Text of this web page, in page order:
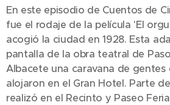
En este episodio de Cuentos de
fue el rodaje de la película 'El
acogió la ciudad en 1928. Esta
pantalla de la obra teatral de
Albacete una caravana de gentes
alojaron en el Gran Hotel. Parte
realizó en el Recinto y Paseo